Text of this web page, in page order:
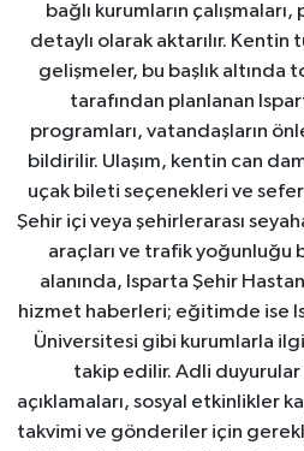
bağlı kurumların
detaylı olarak aktarılır.
gelişmeler, bu başlık altında
tarafından planlanan
programları, vatandaşların
bildirilir. Ulaşım, kentin can
uçak bileti seçenekleri ve
Şehir içi veya şehirlerarası
araçları ve trafik yoğunluğu
alanında, Isparta Şehir
hizmet haberleri; eğitimde ise
Üniversitesi gibi kurumlarla
takip edilir. Adli duyurular
açıklamaları, sosyal etkinlikler
takvimi ve gönderiler için